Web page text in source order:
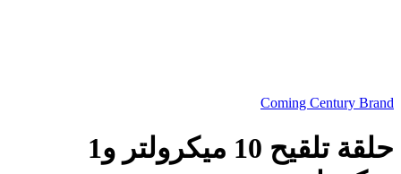
Coming Century Brand
حلقة تلقيح 10 ميكرولتر و1